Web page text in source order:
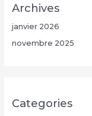
Archives
janvier 2026
novembre 2025
Categories